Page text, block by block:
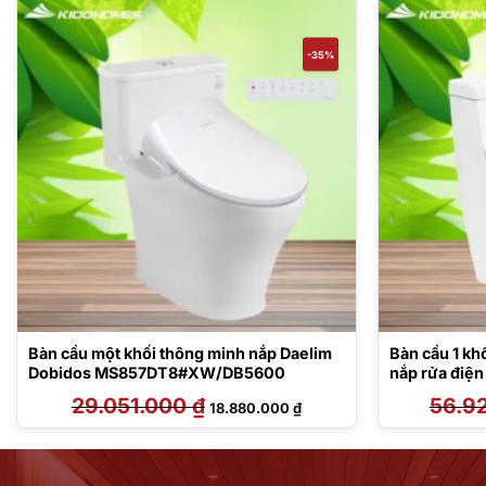
-35%
Bàn cầu một khối thông minh nắp Daelim
Dobidos MS857DT8#XW/DB5600
29.051.000₫ Giá
gốc
là:
18.880.000₫Giá
hiện
tại
18.880.000 ₫.
Bàn cầu 1
nắp rửa
₫.